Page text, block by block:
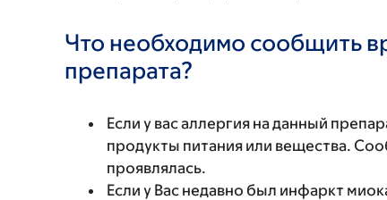
Что необходимо сообщить
препарата?
Если у вас аллергия на данный
продукты питания или вещества.
проявлялась.
Если у Вас недавно был инфаркт